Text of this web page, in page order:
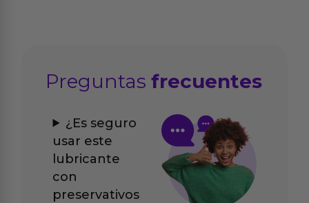
Preguntasfrecuentes
¿Es seguro
usar este
lubricante
con
preservativos